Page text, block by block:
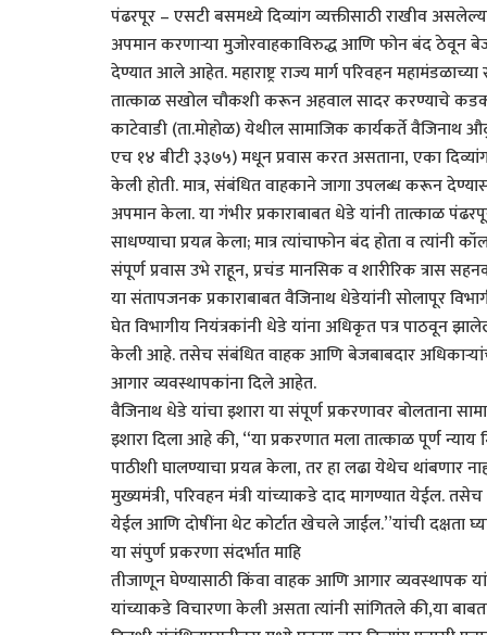
पंढरपूर – एसटी बसमध्ये दिव्यांग व्यक्तीसाठी राखीव
अपमान करणाऱ्या मुजोरवाहकाविरुद्ध आणि फोन बंद ठेवून
देण्यात आले आहेत. महाराष्ट्र राज्य मार्ग परिवहन
तात्काळ सखोल चौकशी करून अहवाल सादर करण्याचे
काटेवाडी (ता.मोहोळ) येथील सामाजिक कार्यकर्ते वैजिनाथ
एच १४ बीटी ३३७५) मधून प्रवास करत असताना, एका
केली होती. मात्र, संबंधित वाहकाने जागा उपलब्ध करून
अपमान केला. या गंभीर प्रकाराबाबत धेडे यांनी तात्काळ
साधण्याचा प्रयत्न केला; मात्र त्यांचाफोन बंद होता व त्यांनी
संपूर्ण प्रवास उभे राहून, प्रचंड मानसिक व शारीरिक त्रास
या संतापजनक प्रकाराबाबत वैजिनाथ धेडेयांनी सोलापूर
घेत विभागीय नियंत्रकांनी धेडे यांना अधिकृत पत्र पाठवून
केली आहे. तसेच संबंधित वाहक आणि बेजबाबदार
आगार व्यवस्थापकांना दिले आहेत.
वैजिनाथ धेडे यांचा इशारा या संपूर्ण प्रकरणावर बोलताना
इशारा दिला आहे की, “या प्रकरणात मला तात्काळ पूर्ण
पाठीशी घालण्याचा प्रयत्न केला, तर हा लढा येथेच थांबणार
मुख्यमंत्री, परिवहन मंत्री यांच्याकडे दाद मागण्यात येईल.
येईल आणि दोषींना थेट कोर्टात खेचले जाईल.”यांची दक्षता
या संपुर्ण प्रकरणा संदर्भात माहि
तीजाणून घेण्यासाठी किंवा वाहक आणि आगार व्यवस्थापक
यांच्याकडे विचारणा केली असता त्यांनी सांगितले की,या